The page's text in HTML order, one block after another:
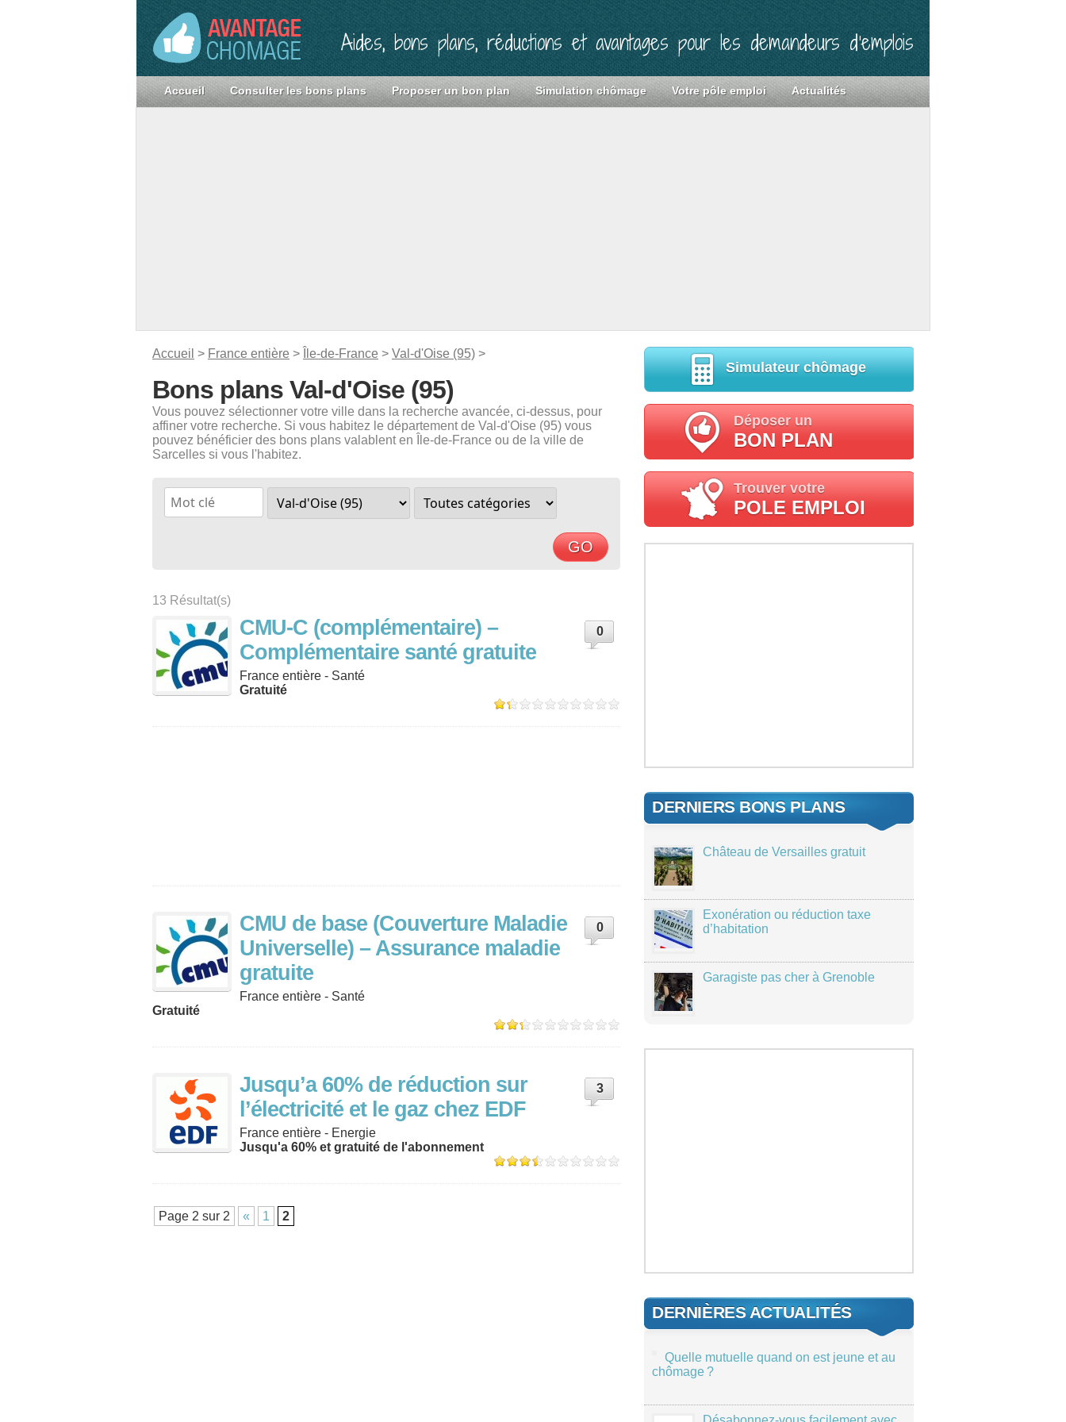
Aides, bons plans, réductions et avantages pour les demandeurs d’emplois
Accueil Consulter les bons plans Proposer un bon plan Simulation chômage Votre pôle emploi Actualités
Accueil > France entière > Île-de-France > Val-d'Oise (95) >
Bons plans Val-d'Oise (95)
Vous pouvez sélectionner votre ville dans la recherche avancée, ci-dessus, pour
affiner votre recherche. Si vous habitez le département de Val-d'Oise (95) vous
pouvez bénéficier des bons plans valablent en Île-de-France ou de la ville de
Sarcelles si vous l'habitez.
13 Résultat(s)
CMU-C (complémentaire) –
Complémentaire santé gratuite
0
France entière - Santé
Gratuité
CMU de base (Couverture Maladie
Universelle) – Assurance maladie
gratuite
0
France entière - Santé
Gratuité
Jusqu’a 60% de réduction sur
l’électricité et le gaz chez EDF
3
France entière - Energie
Jusqu'a 60% et gratuité de l'abonnement
Page 2 sur 2 « 1 2
Simulateur chômage
Déposer un
BON PLAN
Trouver votre
POLE EMPLOI
DERNIERS BONS PLANS
Château de Versailles gratuit
Exonération ou réduction taxe
d’habitation
Garagiste pas cher à Grenoble
DERNIÈRES ACTUALITÉS
Quelle mutuelle quand on est jeune et au
chômage ?